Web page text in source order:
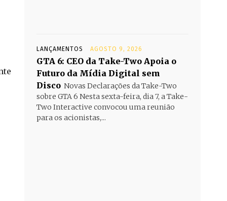
LANÇAMENTOS AGOSTO 9, 2026
GTA 6: CEO da Take-Two Apoia o
Futuro da Mídia Digital sem
Disco Novas Declarações da Take-Two
sobre GTA 6 Nesta sexta-feira, dia 7, a Take-
Two Interactive convocou uma reunião
para os acionistas,...